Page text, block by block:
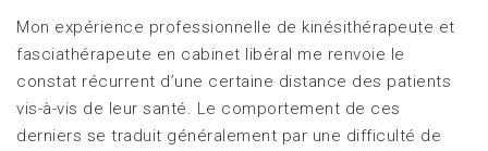
Mon expérience professionnelle de kinésithérapeute et
fasciathérapeute en cabinet libéral me renvoie le
constat récurrent d’une certaine distance des patients
vis-à-vis de leur santé. Le comportement de ces
derniers se traduit généralement par une difficulté de